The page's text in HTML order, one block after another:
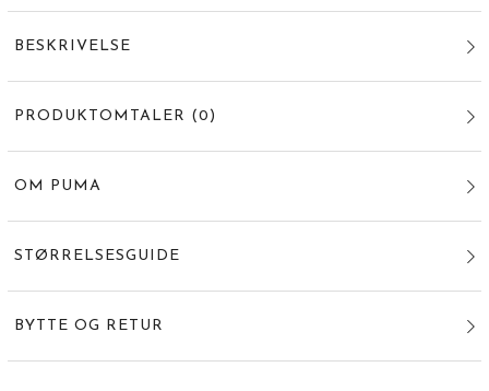
BESKRIVELSE
PRODUKTOMTALER (0 )
OM PUMA
STØRRELSESGUIDE
BYTTE OG RETUR